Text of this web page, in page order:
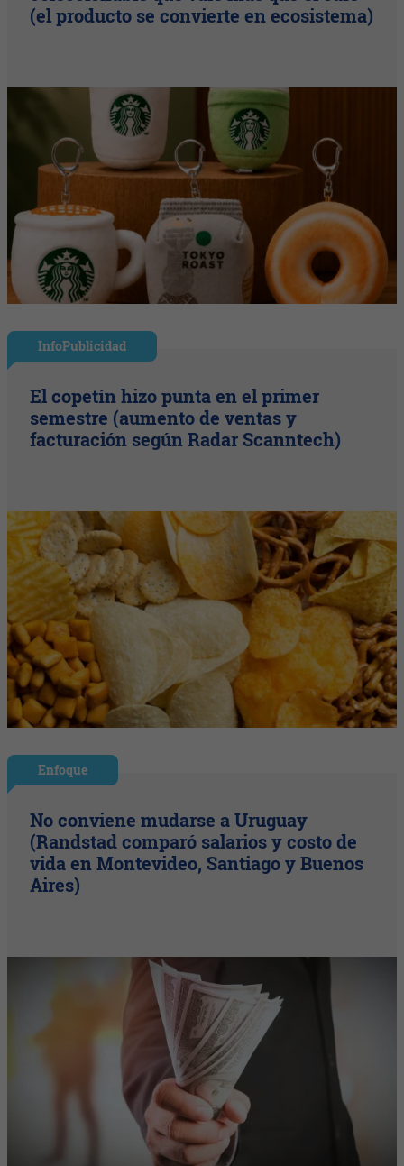
(el producto se convierte en ecosistema)
InfoPublicidad
El copetín hizo punta en el primer
semestre (aumento de ventas y
facturación según Radar Scanntech)
Enfoque
No conviene mudarse a Uruguay
(Randstad comparó salarios y costo de
vida en Montevideo, Santiago y Buenos
Aires)